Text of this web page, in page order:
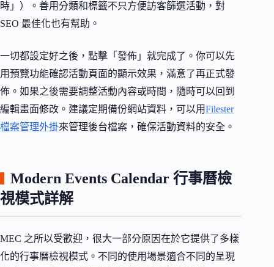
時」）。善用分類和標籤不只方便訪客篩選活動，對
SEO 最佳化也有幫助。
一切都設定好之後，點擊「發佈」就完成了。你可以先
用預覽功能確認活動頁面的顯示效果，滿意了再正式發
佈。如果之後需要調整活動內容或時間，隨時可以回到
編輯畫面修改。建議定期備份網站資料，可以用Filester
檔案管理外掛來管理後台檔案，確保活動資料的安全。
Modern Events Calendar 行事曆檢
視模式詳解
MEC 之所以受歡迎，很大一部分原因在於它提供了多樣
化的行事曆檢視模式。不同的使用場景適合不同的呈現